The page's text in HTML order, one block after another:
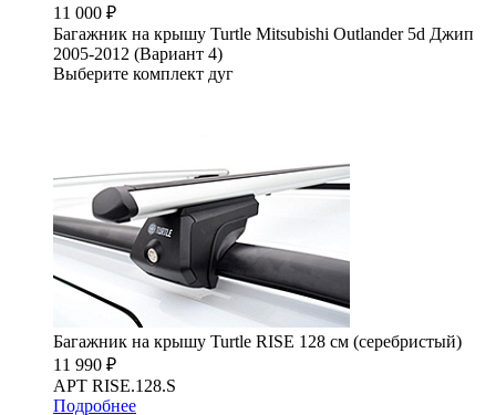
11 000 ₽
Багажник на крышу Turtle Mitsubishi Outlander 5d Джип
2005-2012 (Вариант 4)
Выберите комплект дуг
Багажник на крышу Turtle RISE 128 см (серебристый)
11 990 ₽
АРТ RISE.128.S
Подробнее